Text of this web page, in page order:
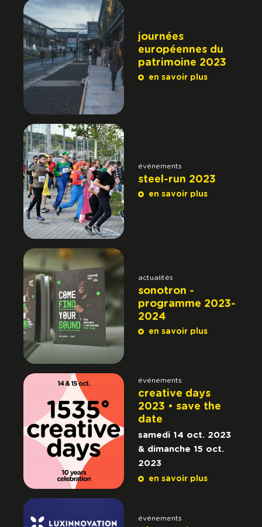
journées
européennes du
patrimoine 2023
en savoir plus
événements
steel-run 2023
en savoir plus
actualités
sonotron -
programme 2023-
2024
en savoir plus
événements
creative days
2023 • save the
date
samedi 14 oct. 2023
& dimanche 15 oct.
2023
en savoir plus
événements